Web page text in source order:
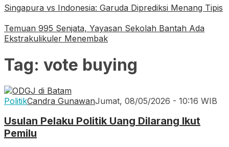
Singapura vs Indonesia: Garuda Diprediksi Menang Tipis
Temuan 995 Senjata, Yayasan Sekolah Bantah Ada
Ekstrakulikuler Menembak
Tag: vote buying
PolitikCandra GunawanJumat, 08/05/2026 - 10:16 WIB
Usulan Pelaku Politik Uang Dilarang Ikut
Pemilu